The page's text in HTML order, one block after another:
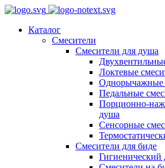
Каталог
Смесители
Смесители для душа
Локтевые
Однорычажные
Педальные
Порционно-
душа
Сенсорные
Смесители для биде
Гигиенический